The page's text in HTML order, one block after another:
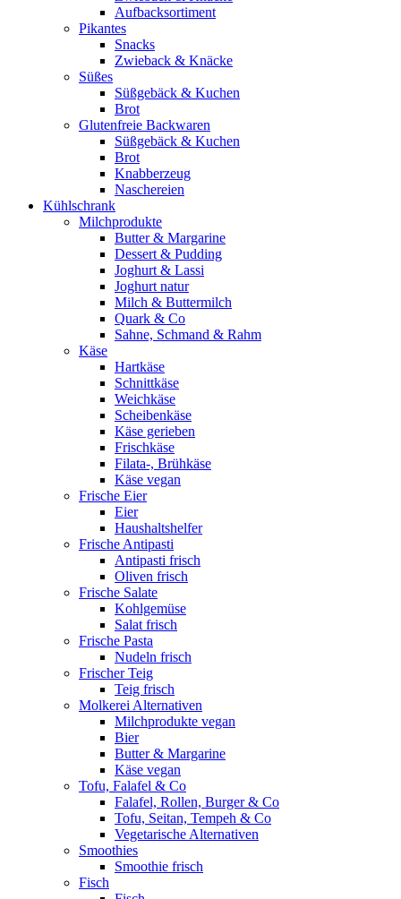
Aufbacksortiment
Pikantes
Snacks
Zwieback & Knäcke
Süßes
Süßgebäck & Kuchen
Brot
Glutenfreie Backwaren
Süßgebäck & Kuchen
Brot
Knabberzeug
Naschereien
Kühlschrank
Milchprodukte
Butter & Margarine
Dessert & Pudding
Joghurt & Lassi
Joghurt natur
Milch & Buttermilch
Quark & Co
Sahne, Schmand & Rahm
Käse
Hartkäse
Schnittkäse
Weichkäse
Scheibenkäse
Käse gerieben
Frischkäse
Filata-, Brühkäse
Käse vegan
Frische Eier
Eier
Haushaltshelfer
Frische Antipasti
Antipasti frisch
Oliven frisch
Frische Salate
Kohlgemüse
Salat frisch
Frische Pasta
Nudeln frisch
Frischer Teig
Teig frisch
Molkerei Alternativen
Milchprodukte vegan
Bier
Butter & Margarine
Käse vegan
Tofu, Falafel & Co
Falafel, Rollen, Burger & Co
Tofu, Seitan, Tempeh & Co
Vegetarische Alternativen
Smoothies
Smoothie frisch
Fisch